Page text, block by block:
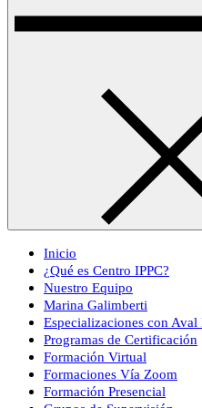
Inicio
¿Qué es Centro IPPC?
Nuestro Equipo
Marina Galimberti
Especializaciones con Aval
Programas de Certificación
Formación Virtual
Formaciones Vía Zoom
Formación Presencial